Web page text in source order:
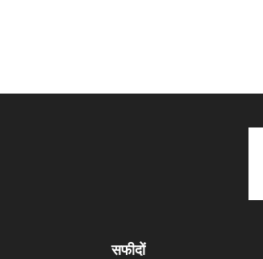
सफीदों